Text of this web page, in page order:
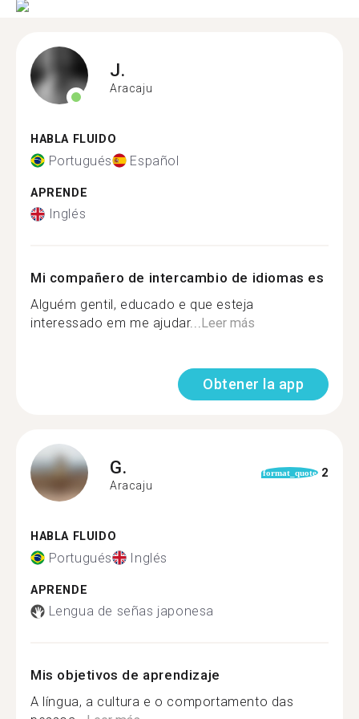
J.
Aracaju
HABLA FLUIDO
Portugués Español
APRENDE
Inglés
Mi compañero de intercambio de idiomas es
Alguém gentil, educado e que esteja
interessado em me ajudar...Leer más
Obtener la app
G.
Aracaju
format_quote 2
HABLA FLUIDO
Portugués Inglés
APRENDE
Lengua de señas japonesa
Mis objetivos de aprendizaje
A língua, a cultura e o comportamento das